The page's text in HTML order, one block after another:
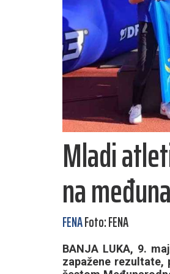
Mladi
na
FENAFoto: FENA
BANJA LUKA, 9.
zapažene